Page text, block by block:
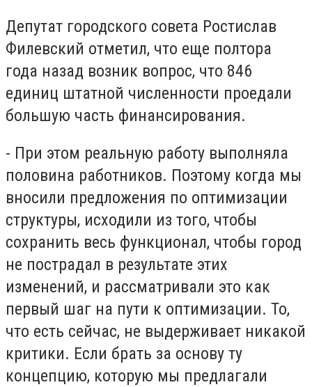
Депутат городского совета Ростислав
Филевский отметил, что еще полтора
года назад возник вопрос, что 846
единиц штатной численности проедали
большую часть финансирования.
- При этом реальную работу выполняла
половина работников. Поэтому когда мы
вносили предложения по оптимизации
структуры, исходили из того, чтобы
сохранить весь функционал, чтобы город
не пострадал в результате этих
изменений, и рассматривали это как
первый шаг на пути к оптимизации. То,
что есть сейчас, не выдерживает никакой
критики. Если брать за основу ту
концепцию, которую мы предлагали